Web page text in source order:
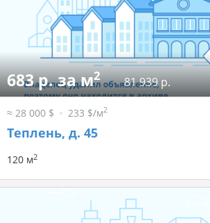
683 р. за м2 81 939 р.
≈ 28 000 $ 233 $/м2
Теплень, д. 45
120 м2